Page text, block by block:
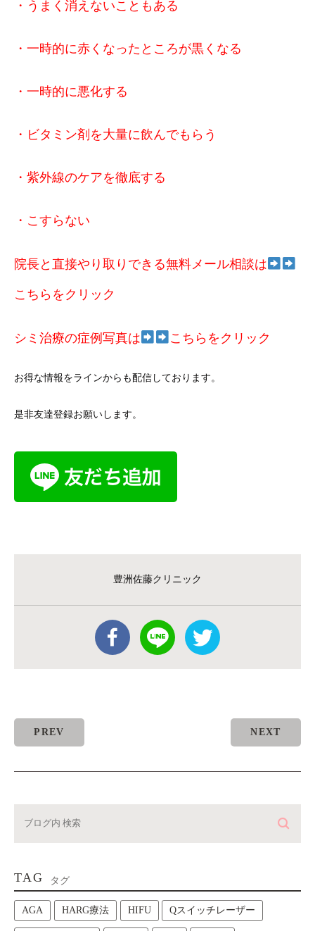
・うまく消えないこともある
・一時的に赤くなったところが黒くなる
・一時的に悪化する
・ビタミン剤を大量に飲んでもらう
・紫外線のケアを徹底する
・こすらない
院長と直接やり取りできる無料メール相談は
こちらをクリック
シミ治療の症例写真は こ ちらをクリック
お得な情報をラインからも配信しております。
是非友達登録お願いします。
豊洲佐藤クリニック
PREV NEXT
TAG タグ
AGA HARG療法 HIFU Qスイッチレーザー